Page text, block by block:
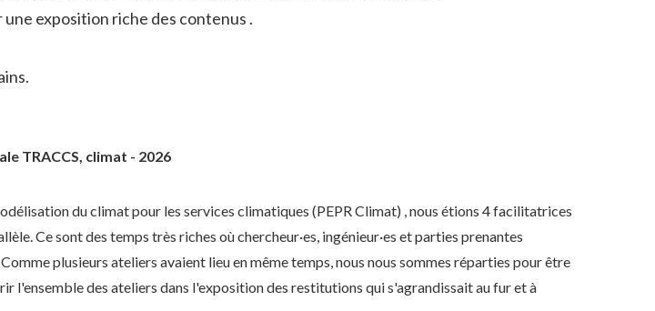
exposition riche des contenus .
TRACCS, climat - 2026
du climat pour les services climatiques (PEPR Climat) , nous étions 4 facilitatrices
Ce sont des temps très riches où chercheur·es, ingénieur·es et parties prenantes
plusieurs ateliers avaient lieu en même temps, nous nous sommes réparties pour être
l'ensemble des ateliers dans l'exposition des restitutions qui s'agrandissait au fur et à